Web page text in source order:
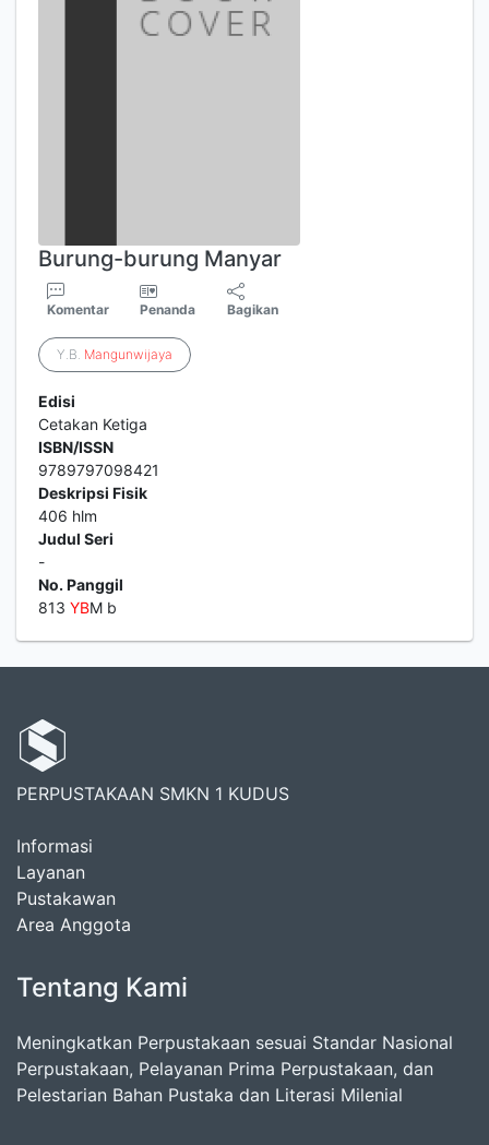
Burung-burung Manyar
Komentar Penanda Bagikan
Y.B. Mangunwijaya
Edisi
Cetakan Ketiga
ISBN/ISSN
9789797098421
Deskripsi Fisik
406 hlm
Judul Seri
-
No. Panggil
813 YBM b
PERPUSTAKAAN SMKN 1 KUDUS
Informasi
Layanan
Pustakawan
Area Anggota
Tentang Kami
Meningkatkan Perpustakaan sesuai Standar Nasional
Perpustakaan, Pelayanan Prima Perpustakaan, dan
Pelestarian Bahan Pustaka dan Literasi Milenial